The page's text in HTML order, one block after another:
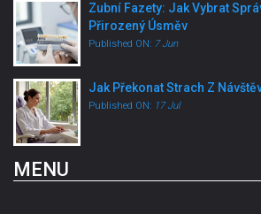
Zubní Fazety: Jak Vybrat
Přirozený Úsměv
Published ON: 7 Jun
Jak Překonat Strach Z
Published ON: 17 Jul
MENU